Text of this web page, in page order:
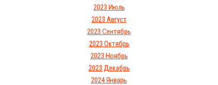
2023 Июль
2023 Август
2023 Сентябрь
2023 Октябрь
2023 Ноябрь
2023 Декабрь
2024 Январь